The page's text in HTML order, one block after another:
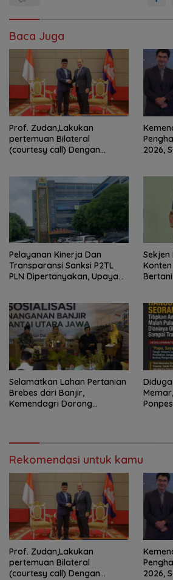
Baca Juga
Prof. Zudan,Lakukan
pertemuan Bilateral
(courtesy call) Dengan
Siapkan Indonesia Jadi Pusat
Kolaborasi ASN ASEAN
2026,
Pelayanan Kinerja Dan
Transparansi Sanksi P2TL
PLN Dipertanyakan, Upaya
Sekjen
Selamatkan Lahan Pertanian
Brebes dari Banjir,
Kemendagri Dorong
Rekomendasi untuk kamu
Prof. Zudan,Lakukan
pertemuan Bilateral
(courtesy call) Dengan
2026,